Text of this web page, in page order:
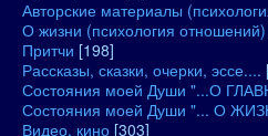
Авторские материалы
О жизни (психология отношений)
Притчи [198]
Рассказы, сказки, очерки, эссе....
Состояния моей Души "...О
Состояния моей Души "... О
Видео, кино [303]